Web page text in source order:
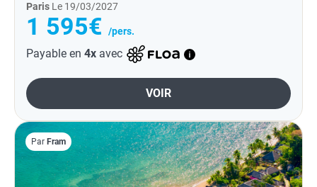
Paris Le 19/03/2027
1 595€ /pers.
Payable en 4x avec
VOIR
Par Fram